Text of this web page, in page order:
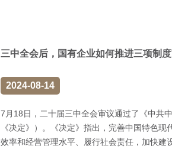
三中全会后，国有企业如何推进三项制
2024-08-14
7月18日，二十届三中全会审议通过了《中共
《决定》）。《决定》指出，完善中国特色
效率和经营管理水平、履行社会责任，加快建